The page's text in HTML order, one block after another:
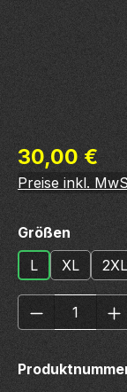
Regulärer Preis:
30,00 €
Preise inkl.
Größen
L
XL 2XL
Produkt